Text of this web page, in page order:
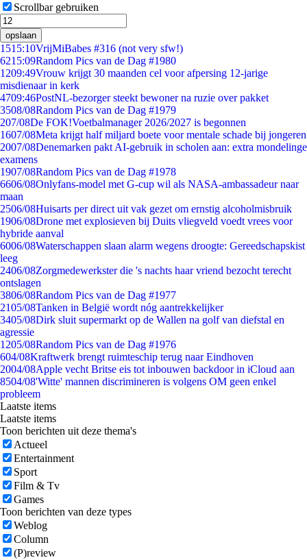
Scrollbar gebruiken
opslaan
1515:10VrijMiBabes #316 (not very sfw!)
6215:09Random Pics van de Dag #1980
1209:49Vrouw krijgt 30 maanden cel voor afpersing 12-jarige
misdienaar in kerk
4709:46PostNL-bezorger steekt bewoner na ruzie over pakket
3508/08Random Pics van de Dag #1979
207/08De FOK!Voetbalmanager 2026/2027 is begonnen
1607/08Meta krijgt half miljard boete voor mentale schade bij jongeren
2007/08Denemarken pakt AI-gebruik in scholen aan: extra mondelinge
examens
1907/08Random Pics van de Dag #1978
6606/08Onlyfans-model met G-cup wil als NASA-ambassadeur naar
maan
2506/08Huisarts per direct uit vak gezet om ernstig alcoholmisbruik
1906/08Drone met explosieven bij Duits vliegveld voedt vrees voor
hybride aanval
6006/08Waterschappen slaan alarm wegens droogte: Gereedschapskist
leeg
2406/08Zorgmedewerkster die 's nachts haar vriend bezocht terecht
ontslagen
3806/08Random Pics van de Dag #1977
2105/08Tanken in België wordt nóg aantrekkelijker
3405/08Dirk sluit supermarkt op de Wallen na golf van diefstal en
agressie
1205/08Random Pics van de Dag #1976
604/08Kraftwerk brengt ruimteschip terug naar Eindhoven
2004/08Apple vecht Britse eis tot inbouwen backdoor in iCloud aan
8504/08'Witte' mannen discrimineren is volgens OM geen enkel
probleem
Laatste items
Laatste items
Toon berichten uit deze thema's
Actueel
Entertainment
Sport
Film & Tv
Games
Toon berichten van deze types
Weblog
Column
(P)review